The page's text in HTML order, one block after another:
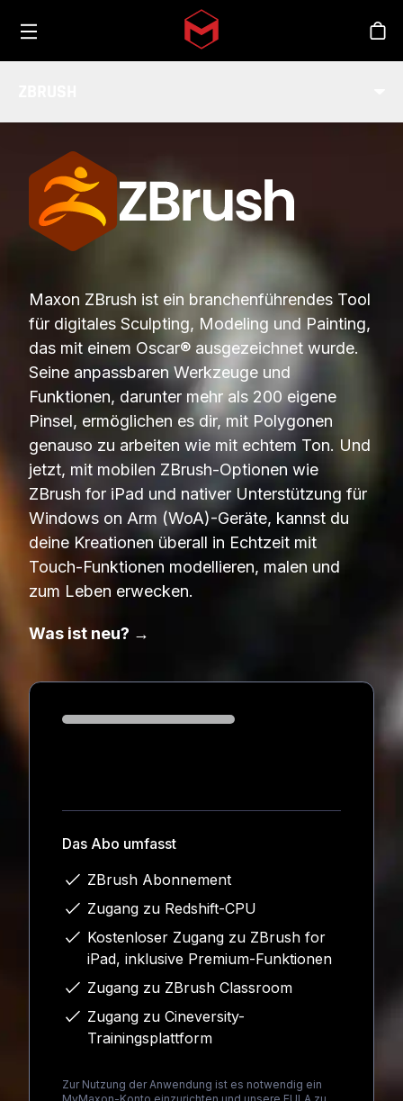
Skip to main content
Maxon ZBrush ist ein branchenführendes Tool
für digitales Sculpting, Modeling und Painting,
das mit einem Oscar® ausgezeichnet wurde.
Seine anpassbaren Werkzeuge und
Funktionen, darunter mehr als 200 eigene
Pinsel, ermöglichen es dir, mit Polygonen
genauso zu arbeiten wie mit echtem Ton. Und
jetzt, mit mobilen ZBrush-Optionen wie
ZBrush for iPad und nativer Unterstützung für
Windows on Arm (WoA)-Geräte, kannst du
deine Kreationen überall in Echtzeit mit
Touch-Funktionen modellieren, malen und
zum Leben erwecken.
Was ist neu? →
Loading...
Das Abo umfasst
ZBrush Abonnement
Zugang zu Redshift-CPU
Kostenloser Zugang zu ZBrush for
iPad, inklusive Premium-Funktionen
Zugang zu ZBrush Classroom
Zugang zu Cineversity-
Trainingsplattform
Zur Nutzung der Anwendung ist es notwendig ein